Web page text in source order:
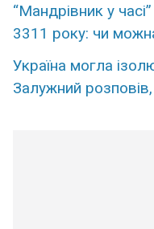
“Мандрівник у
3311 року: чи
Україна могла
Залужний